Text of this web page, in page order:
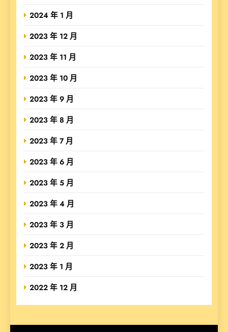
2024 年 1 月
2023 年 12 月
2023 年 11 月
2023 年 10 月
2023 年 9 月
2023 年 8 月
2023 年 7 月
2023 年 6 月
2023 年 5 月
2023 年 4 月
2023 年 3 月
2023 年 2 月
2023 年 1 月
2022 年 12 月